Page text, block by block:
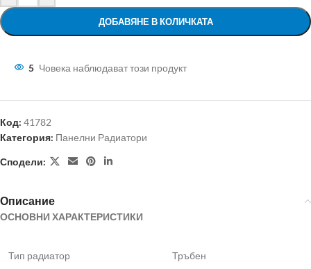
ДОБАВЯНЕ В КОЛИЧКАТА
5 Човека наблюдават този продукт
Код: 41782
Категория: Панелни Радиатори
Сподели:
Описание
ОСНОВНИ ХАРАКТЕРИСТИКИ
Тип радиатор Тръбен